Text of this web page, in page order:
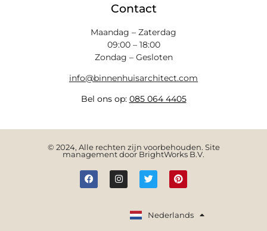
Contact
Maandag – Zaterdag
09:00 – 18:00
Zondag – Gesloten
info@binnenhuisarchitect.com
Bel ons op: 085 064 4405
© 2024, Alle rechten zijn voorbehouden. Site
management door BrightWorks B.V.
Nederlands
English